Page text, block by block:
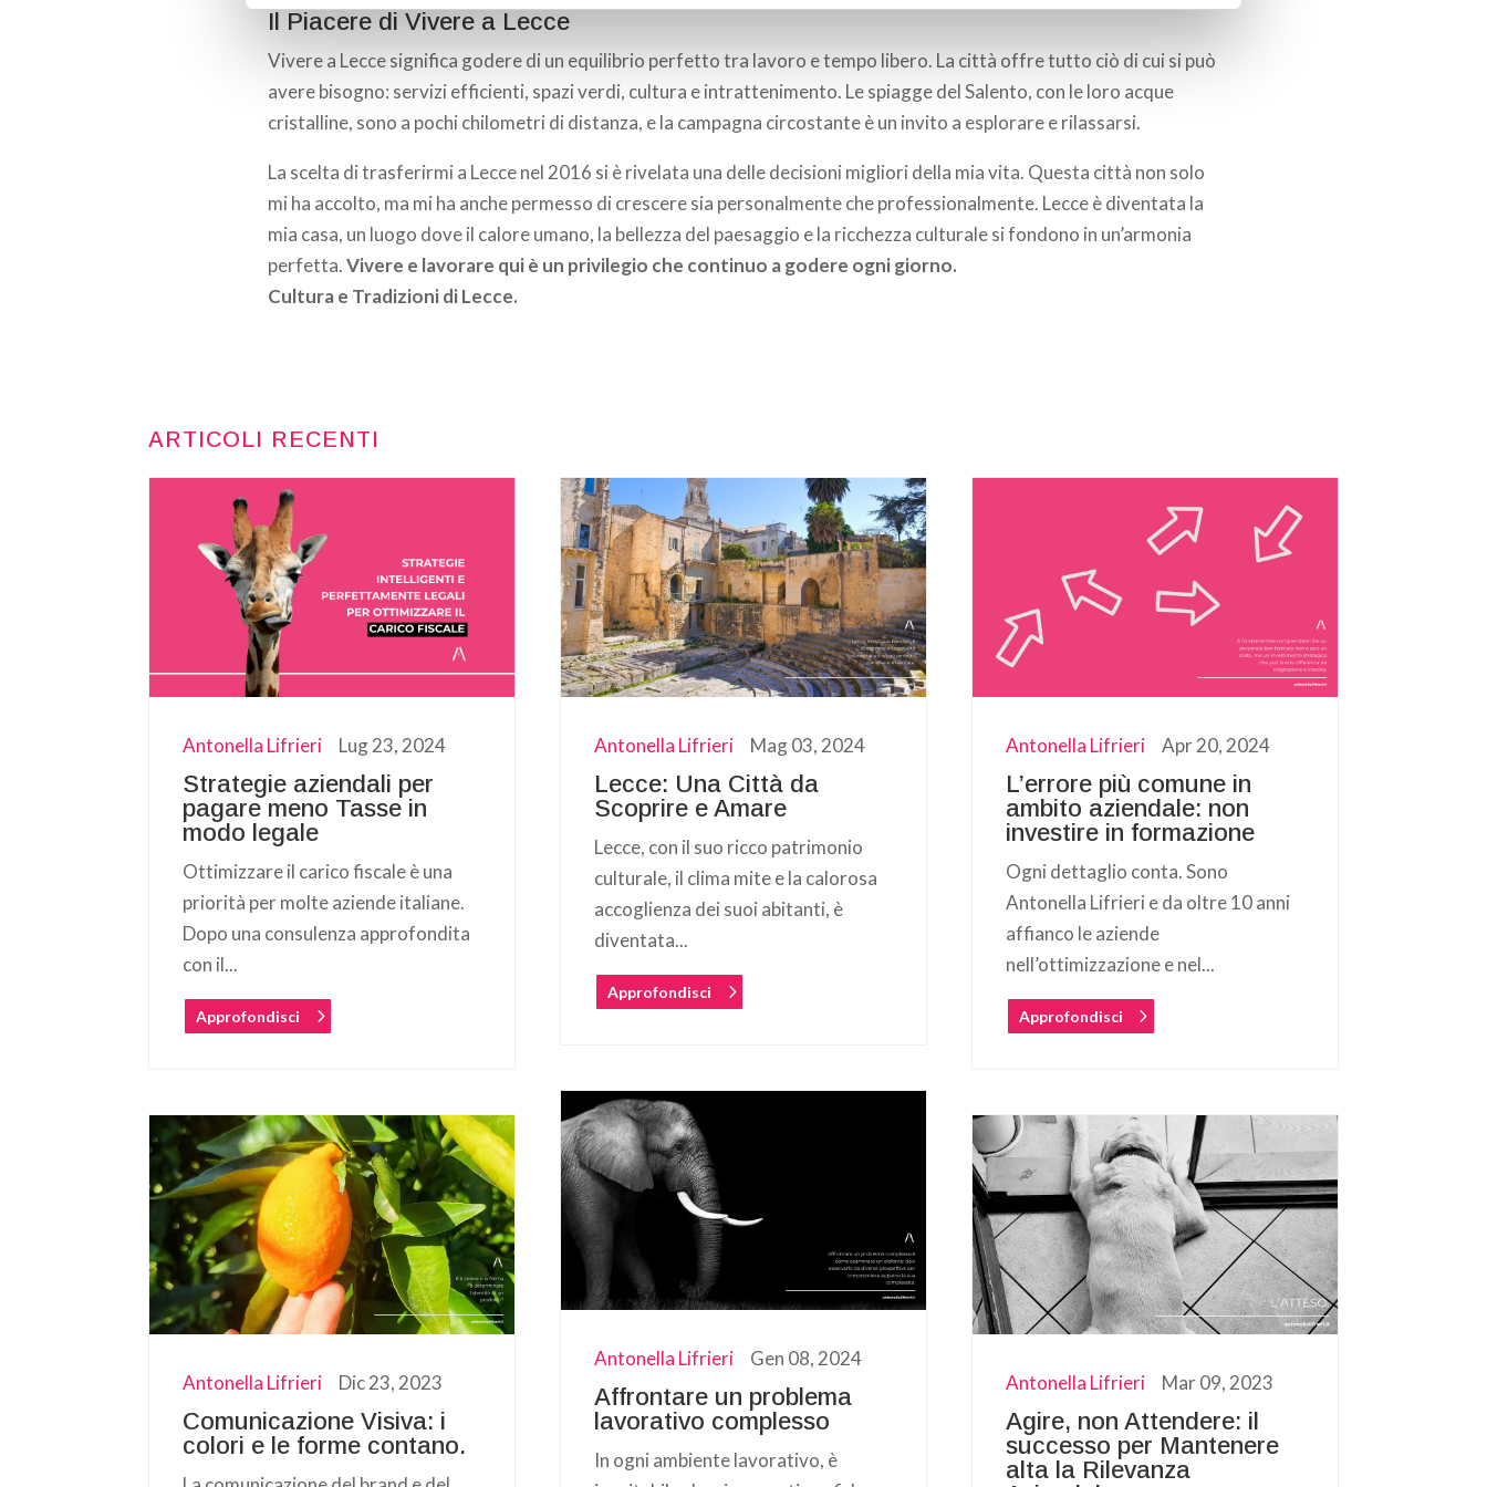
Il Piacere di Vivere a Lecce
Vivere a Lecce significa godere di un equilibrio perfetto tra lavoro e tempo libero. La città offre tutto ciò di cui si può
avere bisogno: servizi efficienti, spazi verdi, cultura e intrattenimento. Le spiagge del Salento, con le loro acque
cristalline, sono a pochi chilometri di distanza, e la campagna circostante è un invito a esplorare e rilassarsi.
La scelta di trasferirmi a Lecce nel 2016 si è rivelata una delle decisioni migliori della mia vita. Questa città non solo
mi ha accolto, ma mi ha anche permesso di crescere sia personalmente che professionalmente. Lecce è diventata la
mia casa, un luogo dove il calore umano, la bellezza del paesaggio e la ricchezza culturale si fondono in un’armonia
perfetta.Vivere e lavorare qui è un privilegio che continuo a godere ogni giorno.
Cultura e Tradizioni di Lecce.
ARTICOLI RECENTI
Antonella Lifrieri Lug 23, 2024
Strategie aziendali per
pagare meno Tasse in
modo legale
Ottimizzare il carico fiscale è una
priorità per molte aziende italiane.
Dopo una consulenza approfondita
con il...
Approfondisci
Antonella Lifrieri Mag 03, 2024
Lecce: Una Città da
Scoprire e Amare
Lecce, con il suo ricco patrimonio
culturale, il clima mite e la calorosa
accoglienza dei suoi abitanti, è
diventata...
Approfondisci
Antonella Lifrieri Apr 20, 2024
L’errore più comune in
ambito aziendale: non
investire in formazione
Ogni dettaglio conta. Sono
Antonella Lifrieri e da oltre 10 anni
affianco le aziende
nell’ottimizzazione e nel...
Approfondisci
Antonella Lifrieri Gen 08, 2024
Affrontare un problema
lavorativo complesso
In ogni ambiente lavorativo, è
Antonella Lifrieri Dic 23, 2023
Comunicazione Visiva: i
colori e le forme contano.
Antonella Lifrieri Mar 09, 2023
Agire, non Attendere: il
successo per Mantenere
alta la Rilevanza